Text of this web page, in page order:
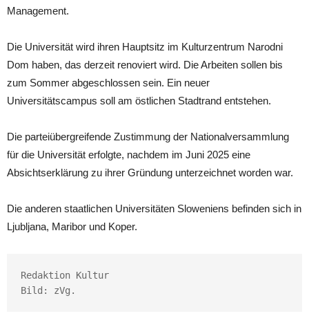
Management.
Die Universität wird ihren Hauptsitz im Kulturzentrum Narodni
Dom haben, das derzeit renoviert wird. Die Arbeiten sollen bis
zum Sommer abgeschlossen sein. Ein neuer
Universitätscampus soll am östlichen Stadtrand entstehen.
Die parteiübergreifende Zustimmung der Nationalversammlung
für die Universität erfolgte, nachdem im Juni 2025 eine
Absichtserklärung zu ihrer Gründung unterzeichnet worden war.
Die anderen staatlichen Universitäten Sloweniens befinden sich in
Ljubljana, Maribor und Koper.
Redaktion Kultur
Bild: zVg.